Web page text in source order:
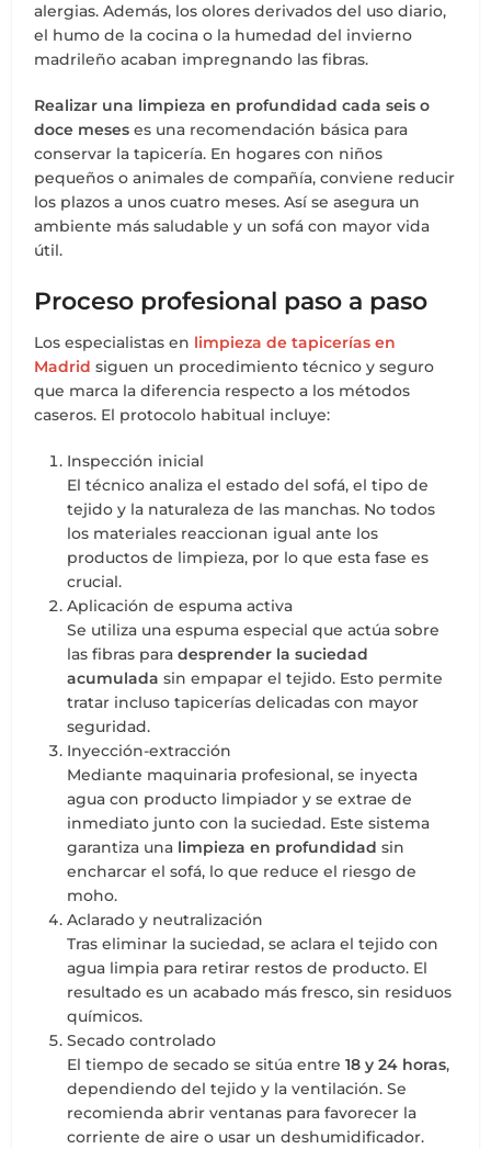
alergias. Además, los olores derivados del uso diario,
el humo de la cocina o la humedad del invierno
madrileño acaban impregnando las fibras.
Realizar una limpieza en profundidad cada seis o
doce meses es una recomendación básica para
conservar la tapicería. En hogares con niños
pequeños o animales de compañía, conviene reducir
los plazos a unos cuatro meses. Así se asegura un
ambiente más saludable y un sofá con mayor vida
útil.
Proceso profesional paso a paso
Los especialistas en limpieza de tapicerías en
Madrid siguen un procedimiento técnico y seguro
que marca la diferencia respecto a los métodos
caseros. El protocolo habitual incluye:
Inspección inicial
El técnico analiza el estado del sofá, el tipo de
tejido y la naturaleza de las manchas. No todos
los materiales reaccionan igual ante los
productos de limpieza, por lo que esta fase es
crucial.
Aplicación de espuma activa
Se utiliza una espuma especial que actúa sobre
las fibras paradesprender la suciedad
acumulada sin empapar el tejido. Esto permite
tratar incluso tapicerías delicadas con mayor
seguridad.
Inyección-extracción
Mediante maquinaria profesional, se inyecta
agua con producto limpiador y se extrae de
inmediato junto con la suciedad. Este sistema
garantiza una limpieza en profundidad sin
encharcar el sofá, lo que reduce el riesgo de
moho.
Aclarado y neutralización
Tras eliminar la suciedad, se aclara el tejido con
agua limpia para retirar restos de producto. El
resultado es un acabado más fresco, sin residuos
químicos.
Secado controlado
El tiempo de secado se sitúa entre18 y 24 horas,
dependiendo del tejido y la ventilación. Se
recomienda abrir ventanas para favorecer la
corriente de aire o usar un deshumidificador.